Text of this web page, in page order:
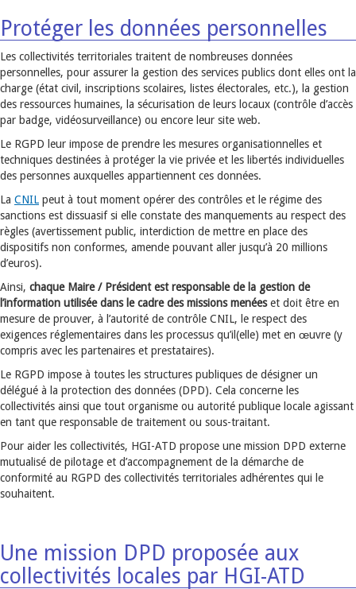
Protéger les données personnelles
Les collectivités territoriales traitent de nombreuses données
personnelles, pour assurer la gestion des services publics dont elles ont la
charge (état civil, inscriptions scolaires, listes électorales, etc.), la gestion
des ressources humaines, la sécurisation de leurs locaux (contrôle d’accès
par badge, vidéosurveillance) ou encore leur site web.
Le RGPD leur impose de prendre les mesures organisationnelles et
techniques destinées à protéger la vie privée et les libertés individuelles
des personnes auxquelles appartiennent ces données.
La CNIL peut à tout moment opérer des contrôles et le régime des
sanctions est dissuasif si elle constate des manquements au respect des
règles (avertissement public, interdiction de mettre en place des
dispositifs non conformes, amende pouvant aller jusqu’à 20 millions
d’euros).
Ainsi, chaque Maire / Président est responsable de la gestion de
l’information utilisée dans le cadre des missions menéeset doit être en
mesure de prouver, à l’autorité de contrôle CNIL, le respect des
exigences réglementaires dans les processus qu’il(elle) met en œuvre (y
compris avec les partenaires et prestataires).
Le RGPD impose à toutes les structures publiques de désigner un
délégué à la protection des données (DPD). Cela concerne les
collectivités ainsi que tout organisme ou autorité publique locale agissant
en tant que responsable de traitement ou sous-traitant.
Pour aider les collectivités, HGI-ATD propose une mission DPD externe
mutualisé de pilotage et d’accompagnement de la démarche de
conformité au RGPD des collectivités territoriales adhérentes qui le
souhaitent.
Une mission DPD proposée aux
collectivités locales par HGI-ATD